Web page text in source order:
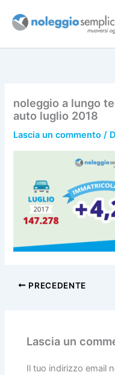
noleggio a lungo
auto luglio 2018
Lascia un commento /
PRECEDENTE
Lascia un
Il tuo indirizzo email